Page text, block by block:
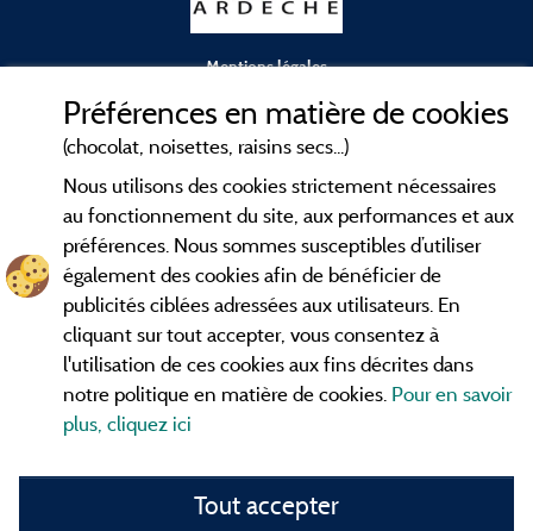
Mentions légales
Contact
CGV
Les meilleurscampings en Ardèche . Consultez les fiches de
nos adhérents et découvrez nos meilleures offres dans les
Gorges de l'Ardèche, le célèbrePont d'Arc, la grotte de l'Aven
d'Orgnac, Le mont Gerbier de Jonc ou le mont Mézenc...
informez vous directement ici en ligne avant de contacter le
Faites vous votre propre idée du camping, au pied d'un lac,
Préférences en matière de cookies
(chocolat, noisettes, raisins secs...)
Nous utilisons des cookies strictement nécessaires
au fonctionnement du site, aux performances et aux
préférences. Nous sommes susceptibles d’utiliser
également des cookies afin de bénéficier de
publicités ciblées adressées aux utilisateurs. En
cliquant sur tout accepter, vous consentez à
l'utilisation de ces cookies aux fins décrites dans
notre politique en matière de cookies. Pour en savoir
plus, cliquez ici
Tout accepter